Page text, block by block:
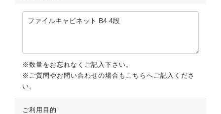
※数量をお忘れなくご記入下さい。
※ご質問やお問い合わせの場合もこちらへご記入くださ
い。
ご利用目的